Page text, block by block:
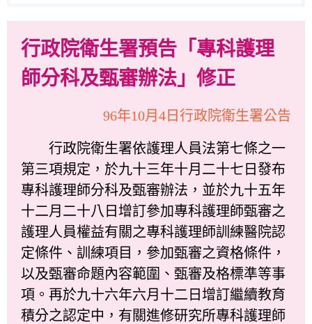
行政院衛生署預告「專科護理
師分科及甄審辦法」修正
96年10月4日行政院衛生署公告
行政院衛生署依護理人員法第七條之一
第三項規定，於九十三年十月二十七日發布
專科護理師分科及甄審辦法，並於九十五年
十二月二十八日增訂參加專科護理師甄審之
護理人員權益有關之專科護理師訓練醫院認
定條件、訓練項目，參加甄審之資格條件，
以及甄審命題內容範圍、甄審及格標準等事
項。再於九十六年六月十二日增訂繼續教育
積分之認定中，有關進修研究所專科護理師